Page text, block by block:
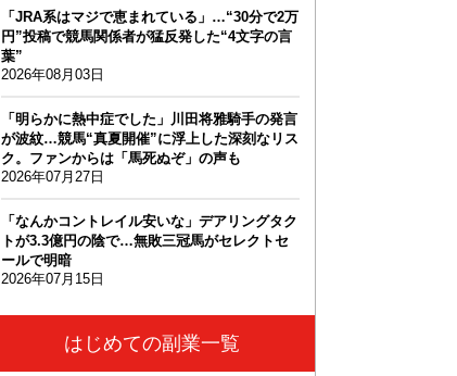
「JRA系はマジで恵まれている」…“30分で2万
円”投稿で競馬関係者が猛反発した“4文字の言
葉”
2026年08月03日
「明らかに熱中症でした」川田将雅騎手の発言
が波紋…競馬“真夏開催”に浮上した深刻なリス
ク。ファンからは「馬死ぬぞ」の声も
2026年07月27日
「なんかコントレイル安いな」デアリングタク
トが3.3億円の陰で…無敗三冠馬がセレクトセ
ールで明暗
2026年07月15日
はじめての副業一覧